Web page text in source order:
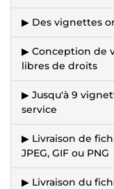
▶ Des vignettes
▶ Conception de
libres de droits
▶ Jusqu'à 9
service
▶ Livraison de
JPEG, GIF ou PNG
▶ Livraison du